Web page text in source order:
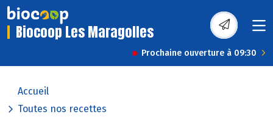
Biocoop Les Maragolles
Prochaine ouverture à 09:30
Accueil
Toutes nos recettes